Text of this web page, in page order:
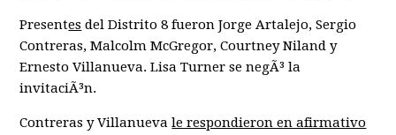
Presentes del Distrito 8 fueron Jorge Artalejo, Sergio
Contreras, Malcolm McGregor, Courtney Niland y
Ernesto Villanueva. Lisa Turner se negÃ³ la
invitaciÃ³n.
Contreras y Villanuevale respondieron en afirmativo